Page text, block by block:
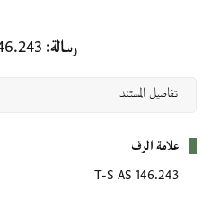
رسالة
علامة الرف
T-S AS 146.243